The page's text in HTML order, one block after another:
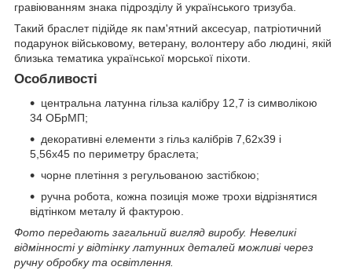
гравіюванням знака підрозділу й українського тризуба.
Такий браслет підійде як пам'ятний аксесуар, патріотичний
подарунок військовому, ветерану, волонтеру або людині, якій
близька тематика української морської піхоти.
Особливості
центральна латунна гільза калібру 12,7 із символікою
34 ОБрМП;
декоративні елементи з гільз калібрів 7,62х39 і
5,56х45 по периметру браслета;
чорне плетіння з регульованою застібкою;
ручна робота, кожна позиція може трохи відрізнятися
відтінком металу й фактурою.
Фото передають загальний вигляд виробу. Невеликі
відмінності у відтінку латунних деталей можливі через
ручну обробку та освітлення.